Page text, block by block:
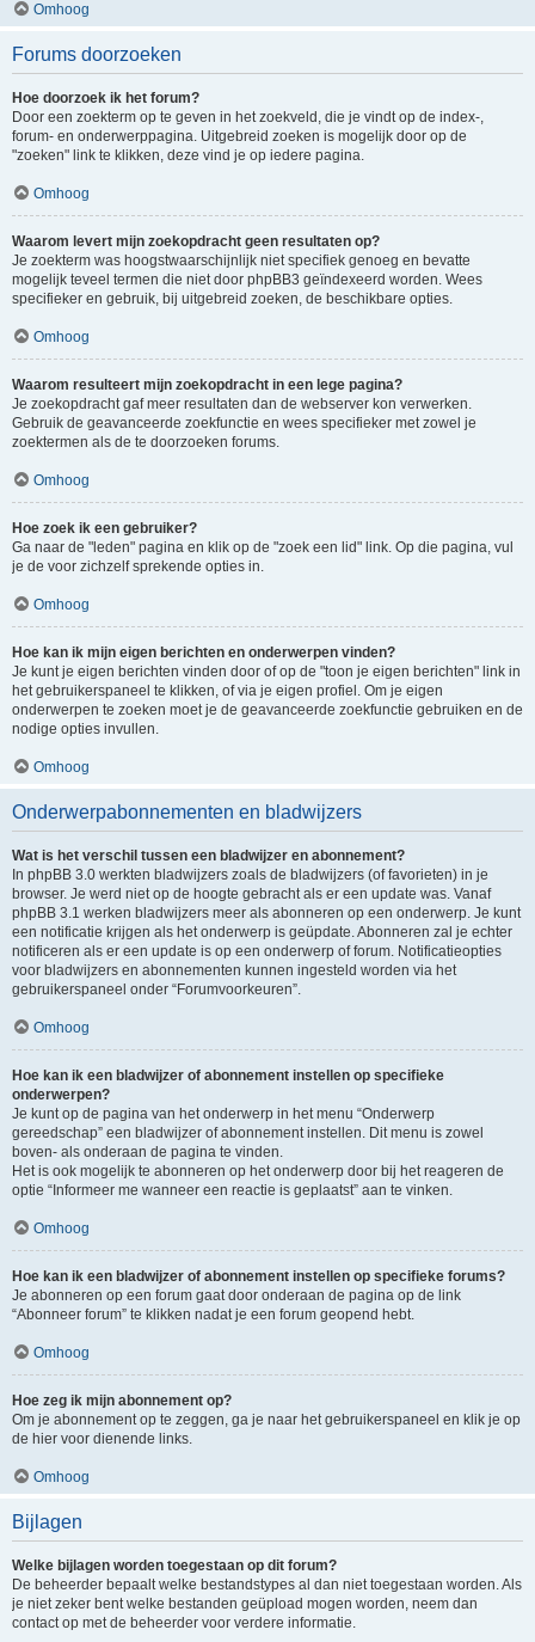
Omhoog
Forums doorzoeken
Hoe doorzoek ik het forum?
Door een zoekterm op te geven in het zoekveld, die je vindt op de index-,
forum- en onderwerppagina. Uitgebreid zoeken is mogelijk door op de
"zoeken" link te klikken, deze vind je op iedere pagina.
Omhoog
Waarom levert mijn zoekopdracht geen resultaten op?
Je zoekterm was hoogstwaarschijnlijk niet specifiek genoeg en bevatte
mogelijk teveel termen die niet door phpBB3 geïndexeerd worden. Wees
specifieker en gebruik, bij uitgebreid zoeken, de beschikbare opties.
Omhoog
Waarom resulteert mijn zoekopdracht in een lege pagina?
Je zoekopdracht gaf meer resultaten dan de webserver kon verwerken.
Gebruik de geavanceerde zoekfunctie en wees specifieker met zowel je
zoektermen als de te doorzoeken forums.
Omhoog
Hoe zoek ik een gebruiker?
Ga naar de "leden" pagina en klik op de "zoek een lid" link. Op die pagina, vul
je de voor zichzelf sprekende opties in.
Omhoog
Hoe kan ik mijn eigen berichten en onderwerpen vinden?
Je kunt je eigen berichten vinden door of op de "toon je eigen berichten" link in
het gebruikerspaneel te klikken, of via je eigen profiel. Om je eigen
onderwerpen te zoeken moet je de geavanceerde zoekfunctie gebruiken en de
nodige opties invullen.
Omhoog
Onderwerpabonnementen en bladwijzers
Wat is het verschil tussen een bladwijzer en abonnement?
In phpBB 3.0 werkten bladwijzers zoals de bladwijzers (of favorieten) in je
browser. Je werd niet op de hoogte gebracht als er een update was. Vanaf
phpBB 3.1 werken bladwijzers meer als abonneren op een onderwerp. Je kunt
een notificatie krijgen als het onderwerp is geüpdate. Abonneren zal je echter
notificeren als er een update is op een onderwerp of forum. Notificatieopties
voor bladwijzers en abonnementen kunnen ingesteld worden via het
gebruikerspaneel onder “Forumvoorkeuren”.
Omhoog
Hoe kan ik een bladwijzer of abonnement instellen op specifieke
onderwerpen?
Je kunt op de pagina van het onderwerp in het menu “Onderwerp
gereedschap” een bladwijzer of abonnement instellen. Dit menu is zowel
boven- als onderaan de pagina te vinden.
Het is ook mogelijk te abonneren op het onderwerp door bij het reageren de
optie “Informeer me wanneer een reactie is geplaatst” aan te vinken.
Omhoog
Hoe kan ik een bladwijzer of abonnement instellen op specifieke forums?
Je abonneren op een forum gaat door onderaan de pagina op de link
“Abonneer forum” te klikken nadat je een forum geopend hebt.
Omhoog
Hoe zeg ik mijn abonnement op?
Om je abonnement op te zeggen, ga je naar het gebruikerspaneel en klik je op
de hier voor dienende links.
Omhoog
Bijlagen
Welke bijlagen worden toegestaan op dit forum?
De beheerder bepaalt welke bestandstypes al dan niet toegestaan worden. Als
je niet zeker bent welke bestanden geüpload mogen worden, neem dan
contact op met de beheerder voor verdere informatie.